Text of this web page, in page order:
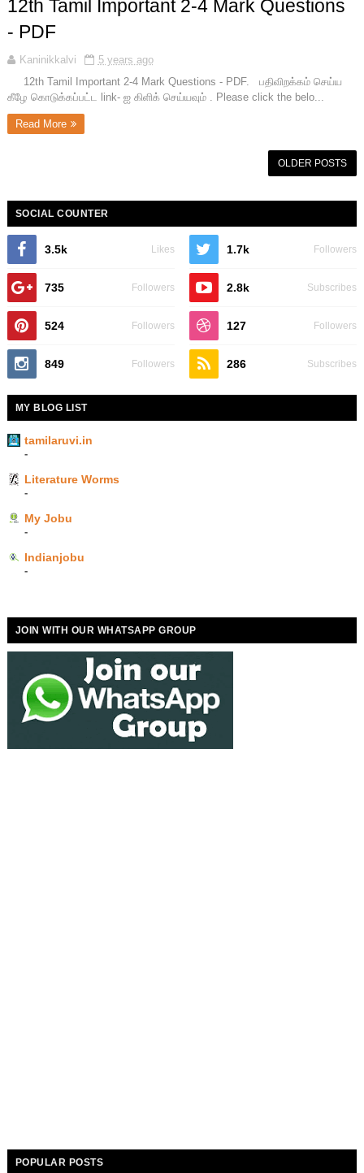
12th Tamil Important 2-4 Mark Questions
- PDF
Kaninikkalvi
5 years ago
12th Tamil Important 2-4 Mark Questions - PDF. பதிவிறக்கம் செய்ய
கீழே கொடுக்கப்பட்ட link- ஐ கிளிக் செய்யவும் . Please click the belo...
Read More
OLDER POSTS
SOCIAL COUNTER
3.5k Likes 1.7k Followers
735 Followers 2.8k Subscribes
524 Followers 127 Followers
849 Followers 286 Subscribes
MY BLOG LIST
tamilaruvi.in
-
Literature Worms
-
My Jobu
-
Indianjobu
-
JOIN WITH OUR WHATSAPP GROUP
POPULAR POSTS